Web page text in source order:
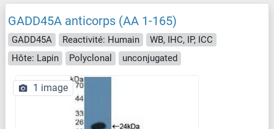
GADD45A anticorps (AA 1-165)
GADD45A Reactivité: Humain
WB, IHC, IP, ICC
Hôte: Lapin
Polyclonal unconjugated
1 image